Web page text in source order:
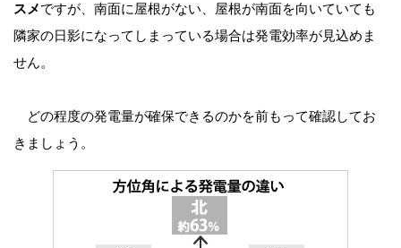
スメですが、南面に屋根がない、屋根が南面を向いていても
隣家の日影になってしまっている場合は発電効率が見込めま
せん。
どの程度の発電量が確保できるのかを前もって確認してお
きましょう。